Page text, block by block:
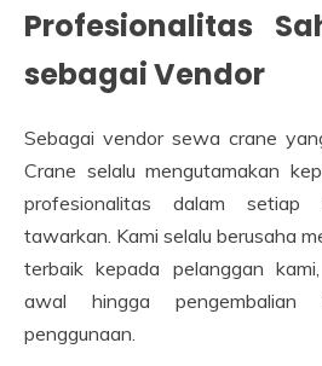
Profesionalitas
sebagai Vendor
Sebagai vendor sewa crane
Crane selalu mengutamakan
profesionalitas dalam
tawarkan. Kami selalu berusaha
terbaik kepada pelanggan
awal hingga
penggunaan.